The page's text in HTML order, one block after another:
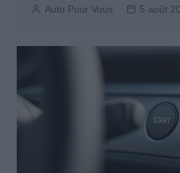
Auto Pour Vous 5 août